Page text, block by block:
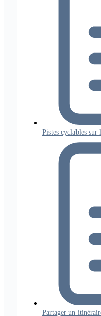
Pistes cyclables sur
Partager un